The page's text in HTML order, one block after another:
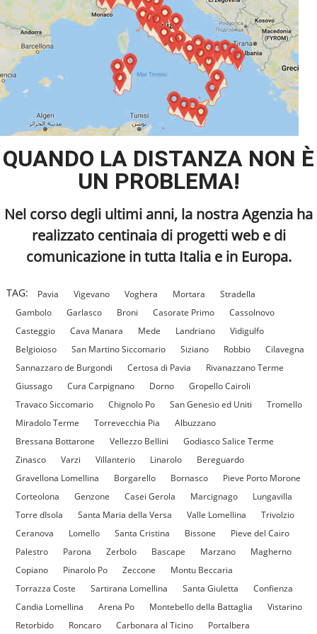
QUANDO LA DISTANZA NON È
UN PROBLEMA!
Nel corso degli ultimi anni, la nostra Agenzia ha
realizzato centinaia di progetti web e di
comunicazione in tutta Italia e in Europa.
TAG: Pavia Vigevano Voghera Mortara
Stradella
Gambolo
Garlasco Broni Casorate Primo
Cassolnovo
Casteggio
Cava Manara Mede Landriano
Vidigulfo
Belgioioso
San Martino Siccomario Siziano Robbio
Cilavegna
Sannazzaro de Burgondi
Certosa di Pavia
Rivanazzano Terme
Giussago
Cura Carpignano Dorno
Gropello Cairoli
Travaco Siccomario
Chignolo Po San Genesio ed Uniti
Tromello
Miradolo Terme
Torrevecchia Pia
Albuzzano
Bressana Bottarone
Vellezzo Bellini
Godiasco Salice Terme
Zinasco
Varzi Villanterio Linarolo
Bereguardo
Gravellona Lomellina
Borgarello Bornasco
Pieve Porto Morone
Corteolona
Genzone Casei Gerola Marcignago
Lungavilla
Torre dIsola
Santa Maria della Versa Valle Lomellina
Trivolzio
Ceranova
Lomello Santa Cristina Bissone
Pieve del Cairo
Palestro
Parona Zerbolo Bascape Marzano
Magherno
Copiano
Pinarolo Po Zeccone
Montu Beccaria
Torrazza Coste
Sartirana Lomellina Santa Giuletta
Confienza
Candia Lomellina
Arena Po Montebello della Battaglia
Vistarino
Retorbido
Roncaro Carbonara al Ticino Portalbera